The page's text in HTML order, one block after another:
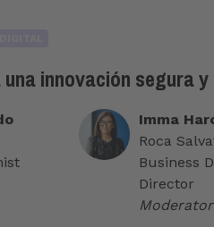
innovación segura
Imma
Roca
Business
Director
Moderator